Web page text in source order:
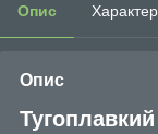
Опис
Опис